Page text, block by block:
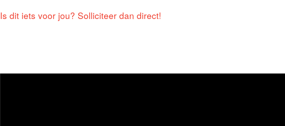
Is dit iets voor jou? Solliciteer dan direct!